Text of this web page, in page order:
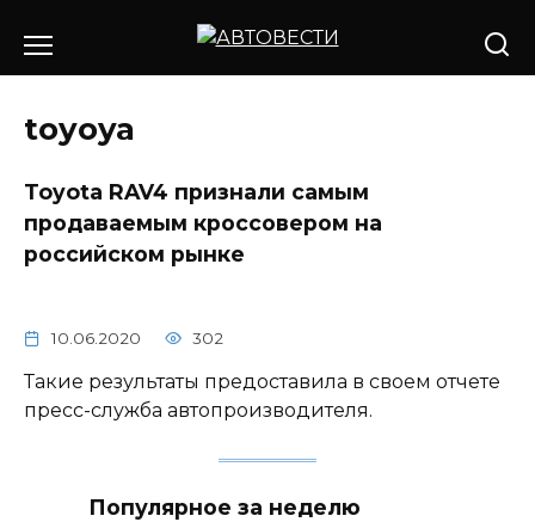
содержанию
toyoya
Toyota RAV4 признали самым
продаваемым кроссовером на
российском рынке
10.06.2020 302
Такие результаты предоставила в своем отчете
пресс-служба автопроизводителя.
Популярное за неделю